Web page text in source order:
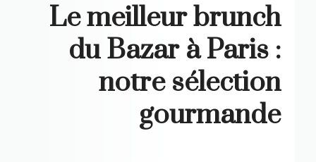
Le meilleur brunch
du Bazar à Paris :
notre sélection
gourmande